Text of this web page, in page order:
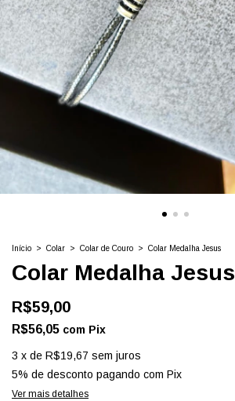
Início > Colar > Colar de Couro > Colar Medalha Jesus
Colar Medalha Jesus
R$59,00
R$56,05 com Pix
3 x de R$19,67 sem juros
5% de desconto pagando com Pix
Ver mais detalhes